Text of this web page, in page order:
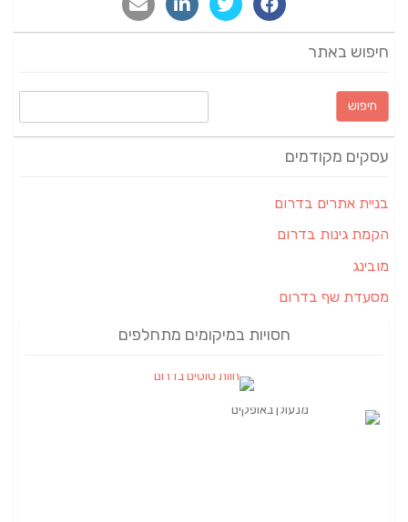
חיפוש באתר
חיפוש:
עסקים מקודמים
בניית אתרים בדרום
הקמת גינות בדרום
מובינג
מסעדת שף בדרום
חסויות במיקומים מתחלפים